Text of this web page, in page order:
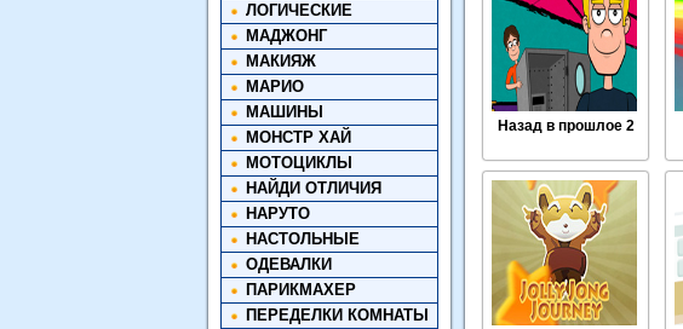
ЛОГИЧЕСКИЕ
МАДЖОНГ
МАКИЯЖ
МАРИО
МАШИНЫ
МОНСТР ХАЙ
МОТОЦИКЛЫ
НАЙДИ ОТЛИЧИЯ
НАРУТО
НАСТОЛЬНЫЕ
ОДЕВАЛКИ
ПАРИКМАХЕР
ПЕРЕДЕЛКИ КОМНАТЫ
Назад в прошлое 2